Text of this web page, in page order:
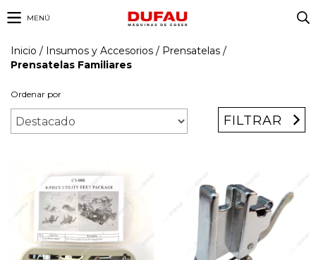
MENÚ
Inicio / Insumos y Accesorios / Prensatelas /
Prensatelas Familiares
Ordenar por
FILTRAR